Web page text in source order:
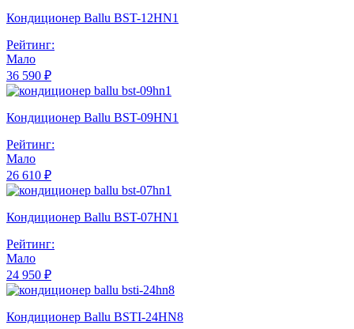
Кондиционер Ballu BST-12HN1
Рейтинг:
Мало
36 590 ₽
Кондиционер Ballu BST-09HN1
Рейтинг:
Мало
26 610 ₽
Кондиционер Ballu BST-07HN1
Рейтинг:
Мало
24 950 ₽
Кондиционер Ballu BSTI-24HN8